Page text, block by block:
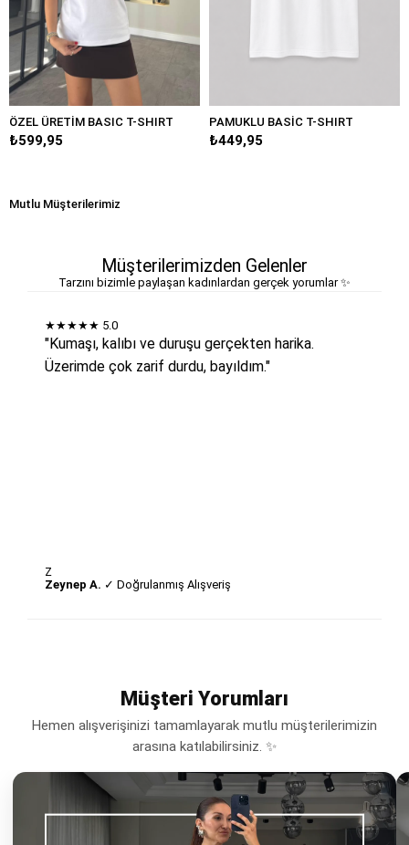
ÖZEL ÜRETİM BASIC T-SHIRT
₺599,95
PAMUKLU BASİC T-SHIRT
₺449,95
Mutlu Müşterilerimiz
Müşterilerimizden Gelenler
Tarzını bizimle paylaşan kadınlardan gerçek yorumlar ✨
★★★★★ 5.0
"Kumaşı, kalıbı ve duruşu gerçekten harika.
Üzerimde çok zarif durdu, bayıldım."
Z
Zeynep A. ✓ Doğrulanmış Alışveriş
Müşteri Yorumları
Hemen alışverişinizi tamamlayarak mutlu müşterilerimizin
arasına katılabilirsiniz. ✨